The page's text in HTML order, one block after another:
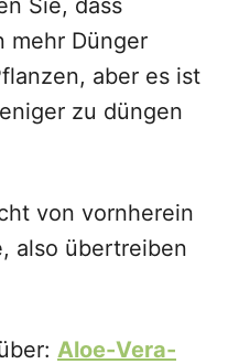
Sie, dass
mehr Dünger
aber es ist
zu düngen
von vornherein
also übertreiben
Aloe-Vera-